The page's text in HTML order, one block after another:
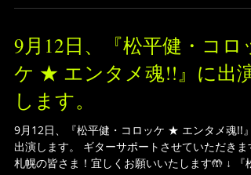
9月12日、『松平健・コロッ
ケ ★ エンタメ魂!!』に出演
します。
9月12日、『松平健・コロッケ ★ エンタメ魂!!』
出演します。 ギターサポートさせていただきま
札幌の皆さま！宜しくお願いいたします🤲 ↓ 『松